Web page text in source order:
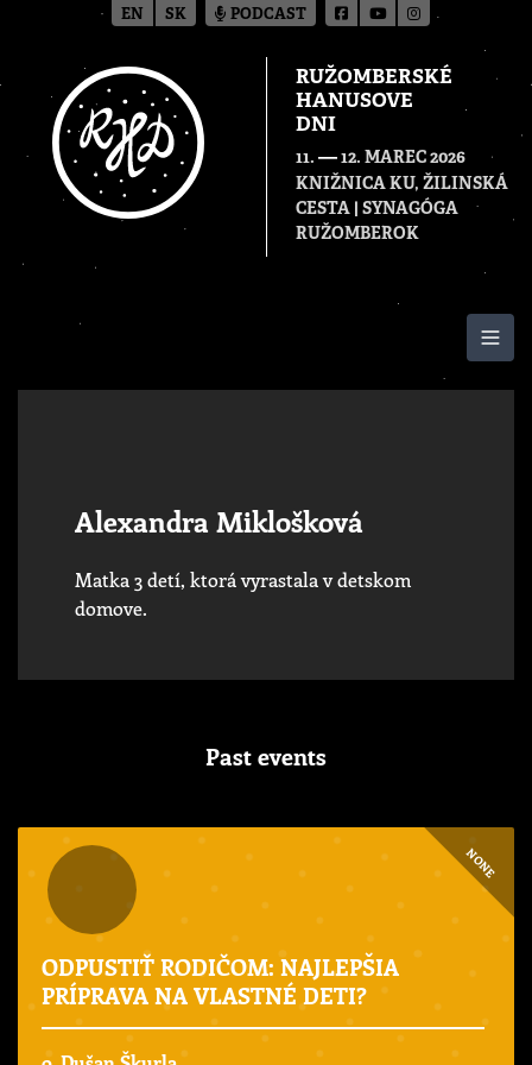
RUŽOMBERSKÉ
HANUSOVE
DNI
11. — 12. MAREC 2026
KNIŽNICA KU, ŽILINSKÁ
CESTA | SYNAGÓGA
RUŽOMBEROK
Alexandra Miklošková
Matka 3 detí, ktorá vyrastala v detskom
domove.
Past events
NONE
ODPUSTIŤ RODIČOM: NAJLEPŠIA
PRÍPRAVA NA VLASTNÉ DETI?
EN SK PODCAST